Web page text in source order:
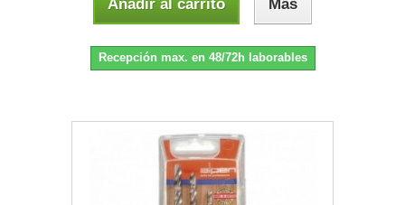
Añadir al carrito Más
Recepción max. en 48/72h laborables